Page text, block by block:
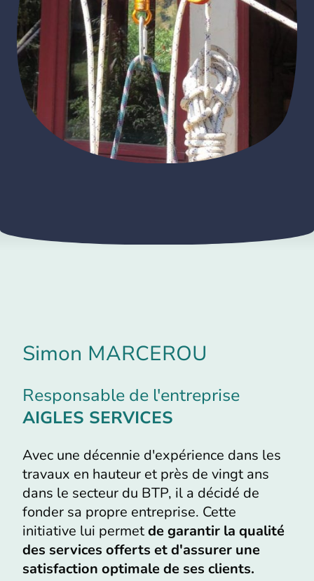
Simon MARCEROU
Responsable de l'entreprise
AIGLES SERVICES
Avec une décennie d'expérience dans les
travaux en hauteur et près de vingt ans
dans le secteur du BTP, il a décidé de
fonder sa propre entreprise. Cette
initiative lui permetde garantir la qualité
des services offerts et d'assurer une
satisfaction optimale de ses clients.